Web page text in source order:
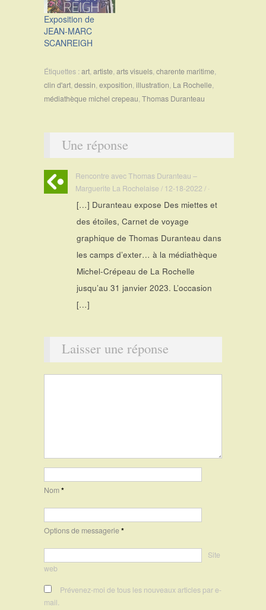
Exposition de
JEAN-MARC
SCANREIGH
Étiquettes :art,artiste,arts visuels,charente maritime,
clin d'art,dessin,exposition,illustration, La Rochelle,
médiathèque michel crepeau,Thomas Duranteau
Une réponse
Rencontre avec Thomas Duranteau –
Marguerite La Rochelaise / 12-18-2022 / ·
[…] Duranteau expose Des miettes et
des étoiles, Carnet de voyage
graphique de Thomas Duranteau dans
les camps d’exter… à la médiathèque
Michel-Crépeau de La Rochelle
jusqu’au 31 janvier 2023. L’occasion
[…]
Laisser une réponse
Nom*
Options de messagerie*
Site
web
Prévenez-moi de tous les nouveaux articles par e-
mail.